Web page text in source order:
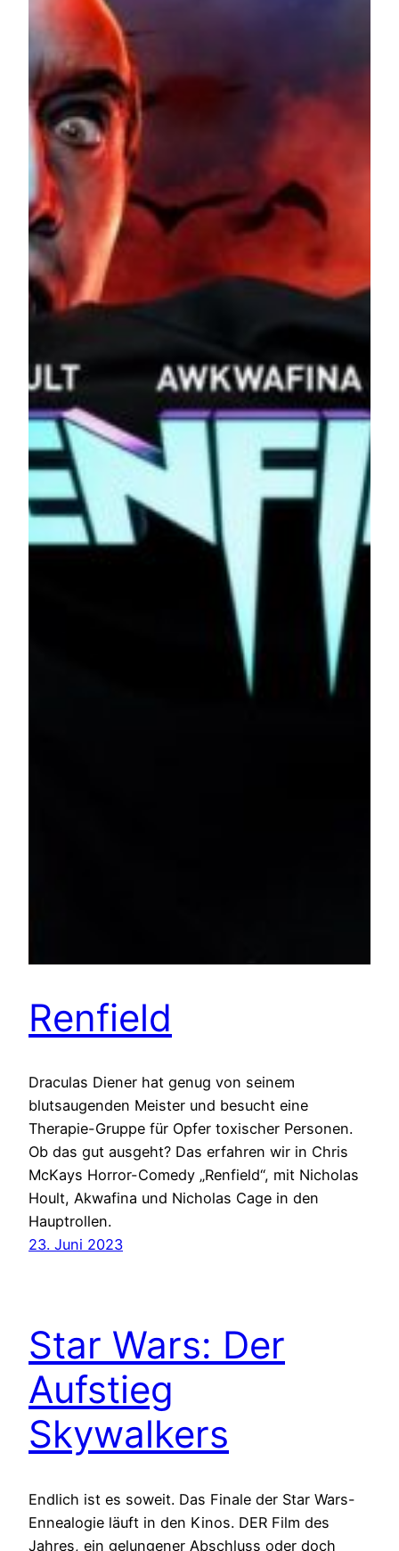
Renfield
Draculas Diener hat genug von seinem
blutsaugenden Meister und besucht eine
Therapie-Gruppe für Opfer toxischer Personen.
Ob das gut ausgeht? Das erfahren wir in Chris
McKays Horror-Comedy „Renfield“, mit Nicholas
Hoult, Akwafina und Nicholas Cage in den
Hauptrollen.
23. Juni 2023
Star Wars: Der
Aufstieg
Skywalkers
Endlich ist es soweit. Das Finale der Star Wars-
Ennealogie läuft in den Kinos. DER Film des
Jahres, ein gelungener Abschluss oder doch